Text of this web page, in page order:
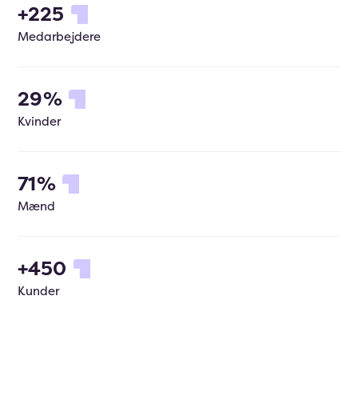
+225
Medarbejdere
29%
Kvinder
71%
Mænd
+450
Kunder